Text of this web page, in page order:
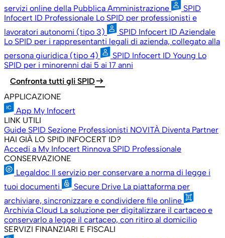
servizi online della Pubblica Amministrazione
SPID
Infocert ID Professionale Lo SPID per professionisti e
lavoratori autonomi (tipo 3)
SPID Infocert ID Aziendale
Lo SPID per i rappresentanti legali di azienda, collegato alla
persona giuridica (tipo 4)
SPID Infocert ID Young Lo
SPID per i minorenni dai 5 ai 17 anni
Confronta tutti gli SPID arrow_right_alt
APPLICAZIONE
App My Infocert
LINK UTILI
Guide SPID Sezione Professionisti NOVITÀ Diventa Partner
HAI GIÀ LO SPID INFOCERT ID?
Accedi a My Infocert Rinnova SPID Professionale
CONSERVAZIONE
Legaldoc Il servizio per conservare a norma di legge i
tuoi documenti
Secure Drive La piattaforma per
archiviare, sincronizzare e condividere file online
Archivia Cloud La soluzione per digitalizzare il cartaceo e
conservarlo a legge il cartaceo, con ritiro al domicilio
SERVIZI FINANZIARI E FISCALI